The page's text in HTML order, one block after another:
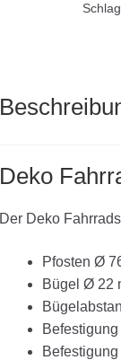
Deko
Der Deko
Pfosten Ø
Bügel Ø 22